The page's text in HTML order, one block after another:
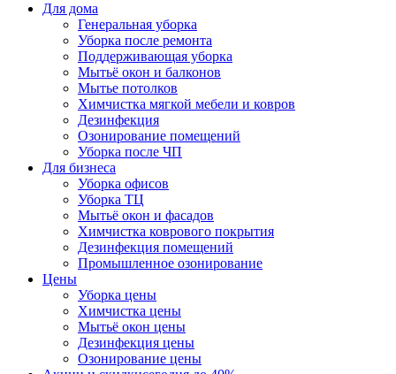
Для дома
Генеральная уборка
Уборка после ремонта
Поддерживающая уборка
Мытьё окон и балконов
Мытье потолков
Химчистка мягкой мебели и ковров
Дезинфекция
Озонирование помещений
Уборка после ЧП
Для бизнеса
Уборка офисов
Уборка ТЦ
Мытьё окон и фасадов
Химчистка коврового покрытия
Дезинфекция помещений
Промышленное озонирование
Цены
Уборка цены
Химчистка цены
Мытьё окон цены
Дезинфекция цены
Озонирование цены